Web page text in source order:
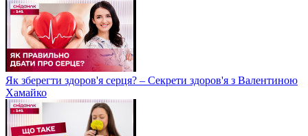
Як зберегти здоров'я серця? – Секрети здоров'я з Валентиною
Хамайко